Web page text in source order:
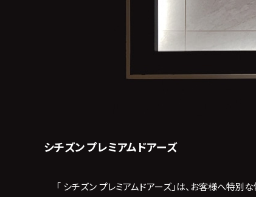
シチズン プレミアムドアーズ
「 シチズン プレミアムドアーズ」は、お客様へ特別